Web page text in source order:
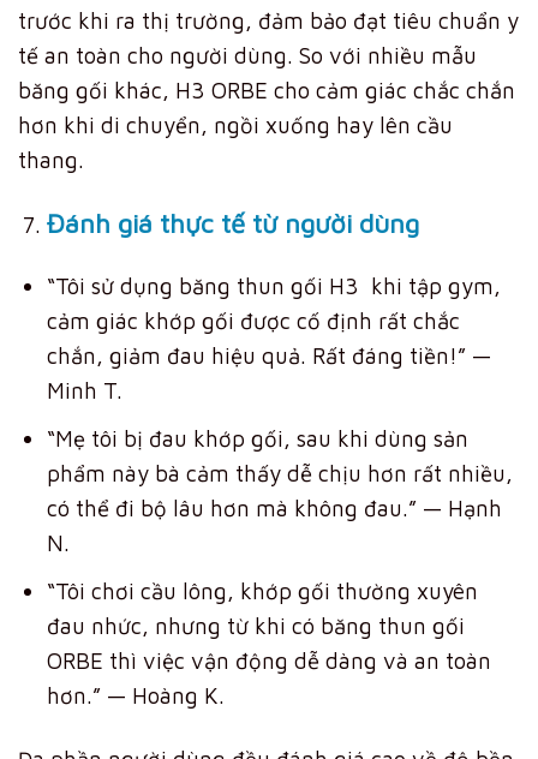
trước khi ra thị trường, đảm bảo đạt tiêu chuẩn y
tế an toàn cho người dùng. So với nhiều mẫu
băng gối khác, H3 ORBE cho cảm giác chắc chắn
hơn khi di chuyển, ngồi xuống hay lên cầu
thang.
Đánh giá thực tế từ người dùng
“Tôi sử dụng băng thun gối H3 khi tập gym,
cảm giác khớp gối được cố định rất chắc
chắn, giảm đau hiệu quả. Rất đáng tiền!” —
Minh T.
“Mẹ tôi bị đau khớp gối, sau khi dùng sản
phẩm này bà cảm thấy dễ chịu hơn rất nhiều,
có thể đi bộ lâu hơn mà không đau.” — Hạnh
N.
“Tôi chơi cầu lông, khớp gối thường xuyên
đau nhức, nhưng từ khi có băng thun gối
ORBE thì việc vận động dễ dàng và an toàn
hơn.” — Hoàng K.